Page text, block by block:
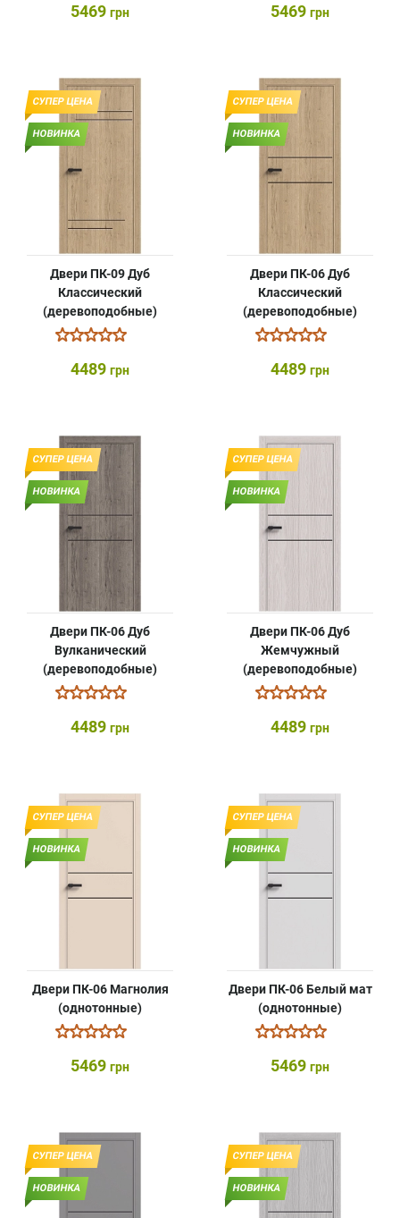
5469 грн 5469 грн
СУПЕР ЦЕНА
НОВИНКА
Двери ПК-09 Дуб
Классический
(деревоподобные)
4489 грн
СУПЕР ЦЕНА
НОВИНКА
Двери ПК-06 Дуб
Классический
(деревоподобные)
4489 грн
СУПЕР ЦЕНА
НОВИНКА
Двери ПК-06 Дуб
Вулканический
(деревоподобные)
4489 грн
СУПЕР ЦЕНА
НОВИНКА
Двери ПК-06 Дуб
Жемчужный
(деревоподобные)
4489 грн
СУПЕР ЦЕНА
НОВИНКА
Двери ПК-06 Магнолия
(однотонные)
5469 грн
СУПЕР ЦЕНА
НОВИНКА
Двери ПК-06 Белый мат
(однотонные)
5469 грн
СУПЕР ЦЕНА
НОВИНКА
СУПЕР ЦЕНА
НОВИНКА